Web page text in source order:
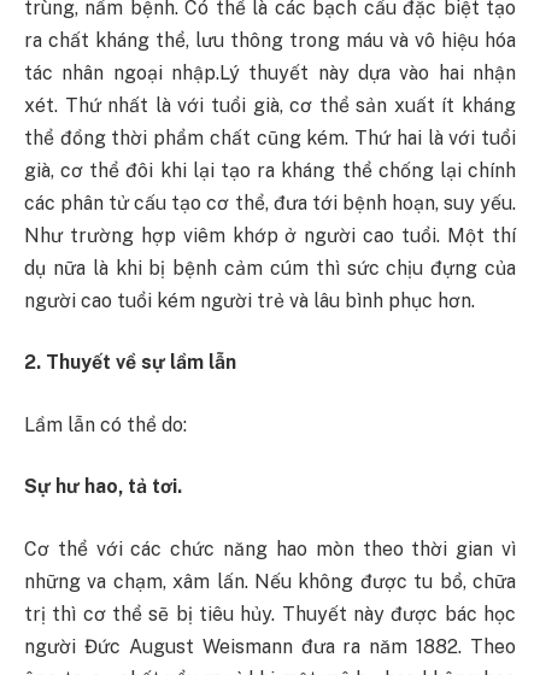
trùng, nấm bệnh. Có thể là các bạch cầu đặc biệt tạo
ra chất kháng thể, lưu thông trong máu và vô hiệu hóa
tác nhân ngoại nhập.Lý thuyết này dựa vào hai nhận
xét. Thứ nhất là với tuổi già, cơ thể sản xuất ít kháng
thể đồng thời phẩm chất cũng kém. Thứ hai là với tuổi
già, cơ thể đôi khi lại tạo ra kháng thể chống lại chính
các phân tử cấu tạo cơ thể, đưa tới bệnh hoạn, suy yếu.
Như trường hợp viêm khớp ở người cao tuổi. Một thí
dụ nữa là khi bị bệnh cảm cúm thì sức chịu đựng của
người cao tuổi kém người trẻ và lâu bình phục hơn.
2. Thuyết về sự lầm lẫn
Lầm lẫn có thể do:
Sự hư hao, tả tơi.
Cơ thể với các chức năng hao mòn theo thời gian vì
những va chạm, xâm lấn. Nếu không được tu bổ, chữa
trị thì cơ thể sẽ bị tiêu hủy. Thuyết này được bác học
người Đức August Weismann đưa ra năm 1882. Theo